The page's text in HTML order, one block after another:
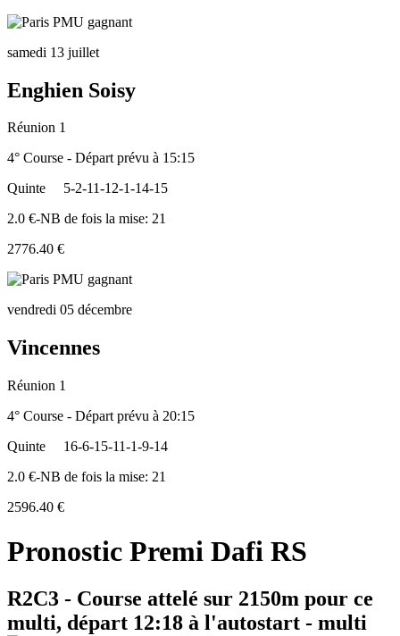
samedi 13 juillet
Enghien Soisy
Réunion 1
4° Course - Départ prévu à 15:15
Quinte
5-2-11-12-1-14-15
2.0 €-NB de fois la mise: 21
2776.40 €
vendredi 05 décembre
Vincennes
Réunion 1
4° Course - Départ prévu à 20:15
Quinte
16-6-15-11-1-9-14
2.0 €-NB de fois la mise: 21
2596.40 €
Pronostic Premi Dafi RS
R2C3 - Course attelé sur 2150m pour ce
multi, départ 12:18 à l'autostart - multi